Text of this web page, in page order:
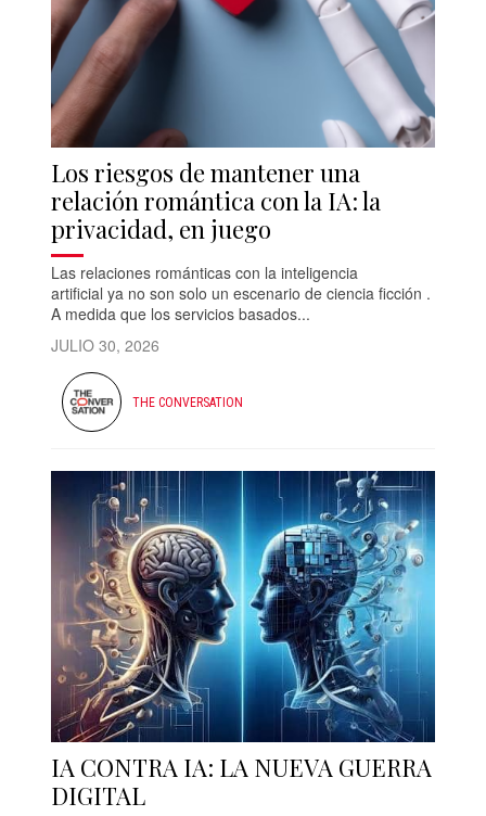
Los riesgos de mantener una
relación romántica con la IA: la
privacidad, en juego
Las relaciones románticas con la inteligencia
artificial ya no son solo un escenario de ciencia ficción .
A medida que los servicios basados...
JULIO 30, 2026
THE CONVERSATION
IA CONTRA IA: LA NUEVA GUERRA
DIGITAL